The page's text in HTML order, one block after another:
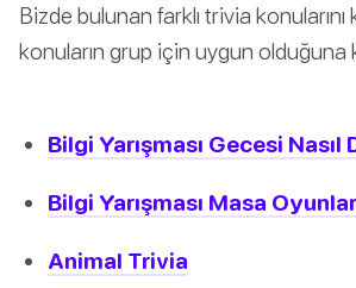
Bizde bulunan farklı trivia
konuların grup için uygun olduğuna
Bilgi Yarışması Gecesi Nasıl
Bilgi Yarışması Masa
Animal Trivia